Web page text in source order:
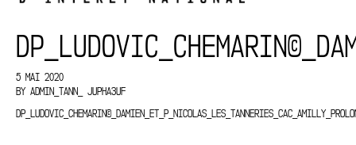
5 MAI 2020
BY ADMIN_TANN_ JUPHA3UF